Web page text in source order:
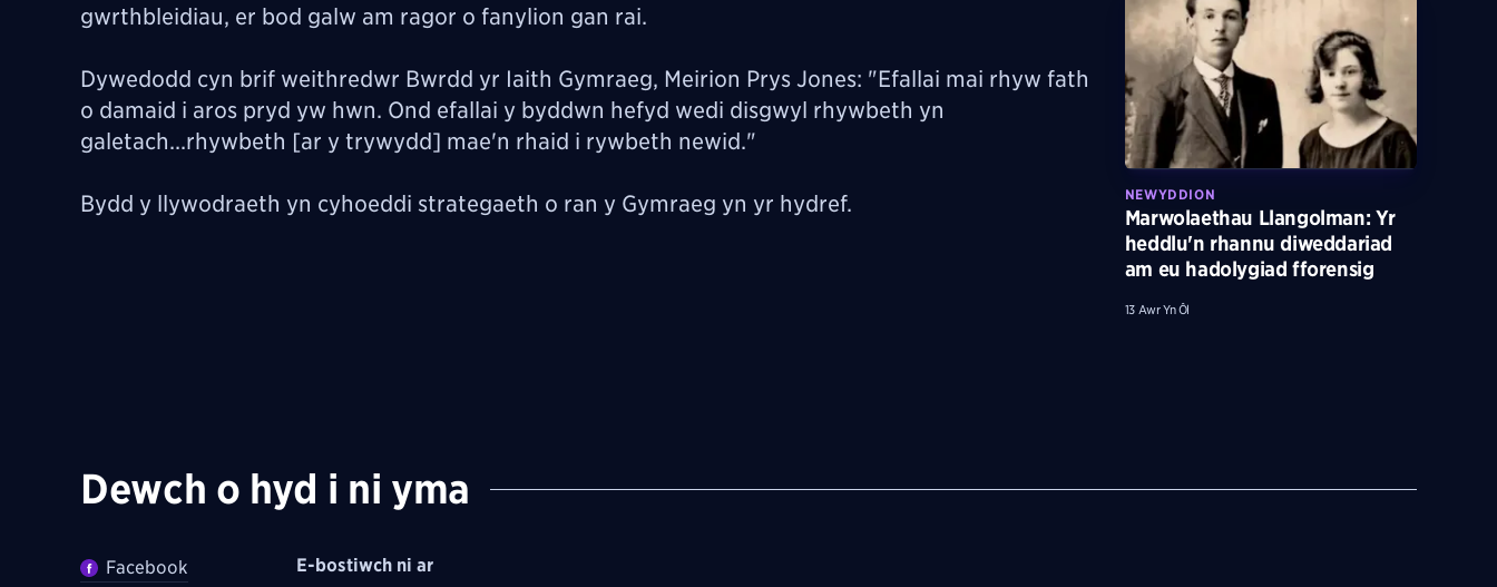
gwrthbleidiau, er bod galw am ragor o fanylion gan rai.
Dywedodd cyn brif weithredwr Bwrdd yr Iaith Gymraeg, Meirion Prys Jones: "Efallai mai rhyw fath
o damaid i aros pryd yw hwn. Ond efallai y byddwn hefyd wedi disgwyl rhywbeth yn
galetach...rhywbeth [ar y trywydd] mae'n rhaid i rywbeth newid."
Bydd y llywodraeth yn cyhoeddi strategaeth o ran y Gymraeg yn yr hydref. NEWYDDION
Marwolaethau Llangolman: Yr
heddlu'n rhannu diweddariad
am eu hadolygiad fforensig
13 Awr Yn Ôl
Dewch o hyd i ni yma
Facebook
E-bostiwch ni ar